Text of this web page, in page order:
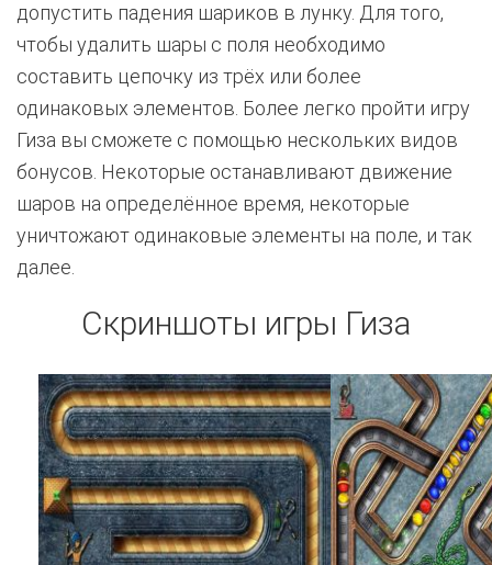
допустить падения шариков в лунку. Для того,
чтобы удалить шары с поля необходимо
составить цепочку из трёх или более
одинаковых элементов. Более легко пройти игру
Гиза вы сможете с помощью нескольких видов
бонусов. Некоторые останавливают движение
шаров на определённое время, некоторые
уничтожают одинаковые элементы на поле, и так
далее.
Скриншоты игры Гиза